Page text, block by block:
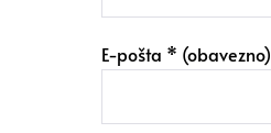
E-pošta * (obavezno)